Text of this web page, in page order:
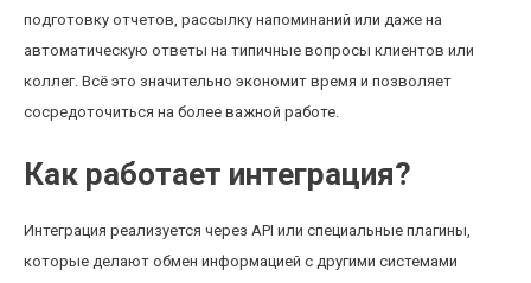
подготовку отчетов, рассылку напоминаний или даже на
автоматическую ответы на типичные вопросы клиентов или
коллег. Всё это значительно экономит время и позволяет
сосредоточиться на более важной работе.
Как работает интеграция?
Интеграция реализуется через API или специальные плагины,
которые делают обмен информацией с другими системами